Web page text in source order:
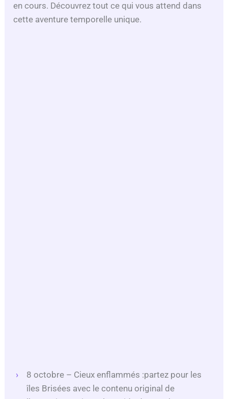
en cours. Découvrez tout ce qui vous attend dans
cette aventure temporelle unique.
8 octobre – Cieux enflammés :partez pour les
îles Brisées avec le contenu original de